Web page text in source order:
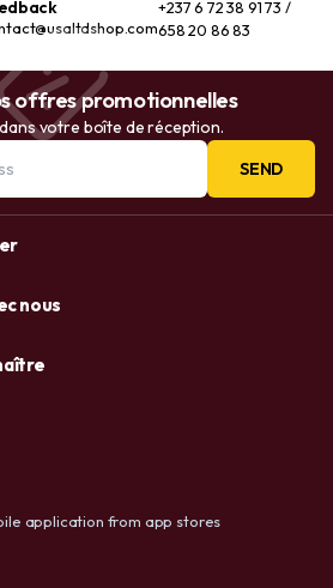
+237 6 72 38 91 73 /
658 20 86 83
offres promotionnelles
votre boîte de réception.
SEND
nous
application from app stores